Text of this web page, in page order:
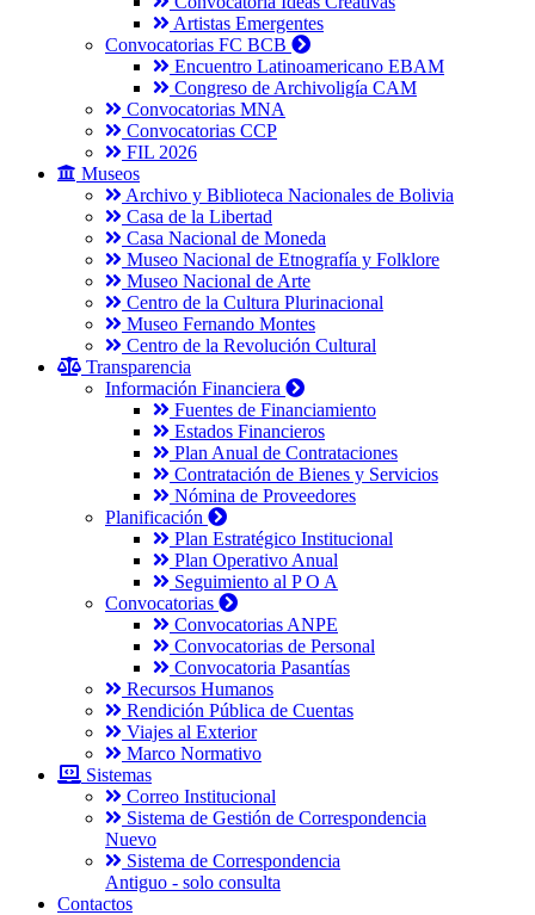
Artistas Emergentes
Convocatorias FC BCB
Encuentro Latinoamericano EBAM
Congreso de Archivoligía CAM
Convocatorias MNA
Convocatorias CCP
FIL 2026
Museos
Archivo y Biblioteca Nacionales de Bolivia
Casa de la Libertad
Casa Nacional de Moneda
Museo Nacional de Etnografía y Folklore
Museo Nacional de Arte
Centro de la Cultura Plurinacional
Museo Fernando Montes
Centro de la Revolución Cultural
Transparencia
Información Financiera
Fuentes de Financiamiento
Estados Financieros
Plan Anual de Contrataciones
Contratación de Bienes y Servicios
Nómina de Proveedores
Planificación
Plan Estratégico Institucional
Plan Operativo Anual
Seguimiento al P O A
Convocatorias
Convocatorias ANPE
Convocatorias de Personal
Convocatoria Pasantías
Recursos Humanos
Rendición Pública de Cuentas
Viajes al Exterior
Marco Normativo
Sistemas
Correo Institucional
Sistema de Gestión de Correspondencia
Nuevo
Sistema de Correspondencia
Antiguo - solo consulta
Contactos